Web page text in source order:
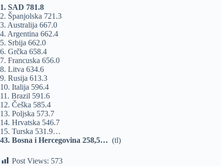
1. SAD 781.8
2. Španjolska 721.3
3. Australija 667.0
4. Argentina 662.4
5. Srbija 662.0
6. Grčka 658.4
7. Francuska 656.0
8. Litva 634.6
9. Rusija 613.3
10. Italija 596.4
11. Brazil 591.6
12. Češka 585.4
13. Poljska 573.7
14. Hrvatska 546.7
15. Turska 531.9…
43. Bosna i Hercegovina 258,5… (tl)
Post Views: 573